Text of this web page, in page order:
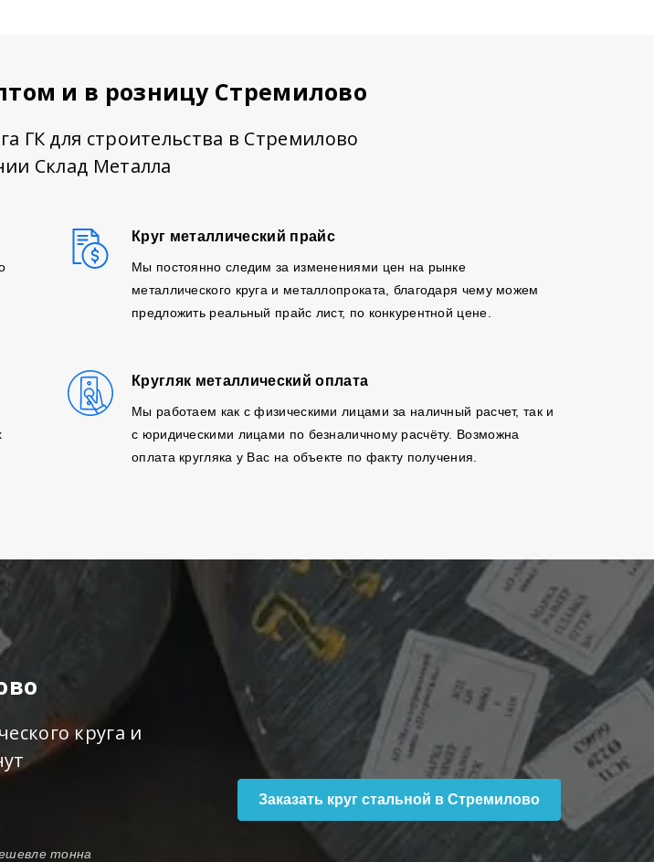
и в розницу Стремилово
ГК для строительства в Стремилово
Склад Металла
Круг металлический прайс
Мы постоянно следим за изменениями цен на рынке
металлического круга и металлопроката, благодаря чему можем
предложить реальный прайс лист, по конкурентной цене.
Кругляк металлический оплата
Мы работаем как с физическими лицами за наличный расчет, так и
с юридическими лицами по безналичному расчёту. Возможна
оплата кругляка у Вас на объекте по факту получения.
круга и
тонна
Заказать круг стальной в Стремилово